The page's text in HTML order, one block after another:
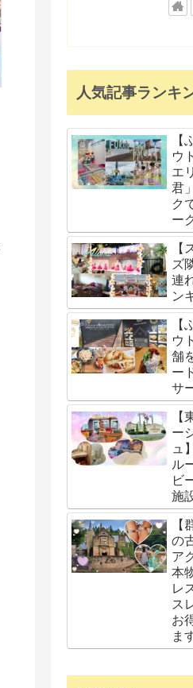
人気記事ランキ
【
ウ
エ
君
ク
ー
【
ズ
連
ン
【
ウ
舗
ー
サ
【
ー
ュ
ル
ビ
施
【
の
ア
本
レ
ス
お
ま